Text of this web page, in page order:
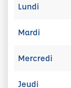
Lundi
Mardi
Mercredi
Jeudi